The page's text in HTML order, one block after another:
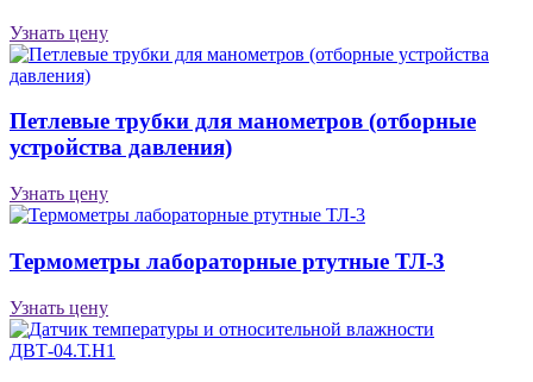
Узнать цену
Петлевые трубки для манометров (отборные
устройства давления)
Узнать цену
Термометры лабораторные ртутные ТЛ-3
Узнать цену